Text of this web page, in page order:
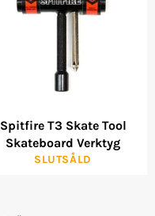
Spitfire T3 Skate Tool
Skateboard Verktyg
SLUTSÅLD